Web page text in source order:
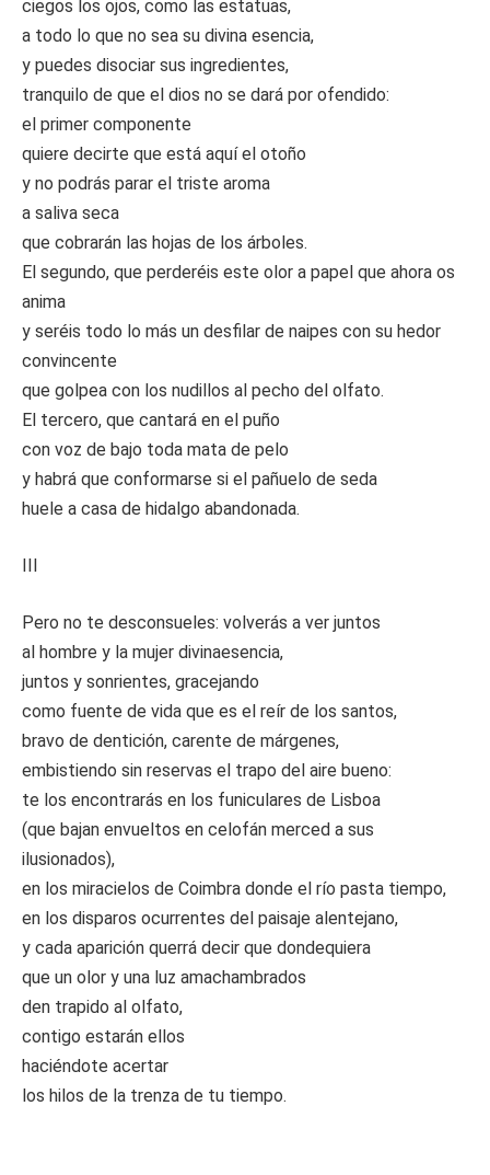
ciegos los ojos, como las estatuas,
a todo lo que no sea su divina esencia,
y puedes disociar sus ingredientes,
tranquilo de que el dios no se dará por ofendido:
el primer componente
quiere decirte que está aquí el otoño
y no podrás parar el triste aroma
a saliva seca
que cobrarán las hojas de los árboles.
El segundo, que perderéis este olor a papel que ahora os
anima
y seréis todo lo más un desfilar de naipes con su hedor
convincente
que golpea con los nudillos al pecho del olfato.
El tercero, que cantará en el puño
con voz de bajo toda mata de pelo
y habrá que conformarse si el pañuelo de seda
huele a casa de hidalgo abandonada.
III
Pero no te desconsueles: volverás a ver juntos
al hombre y la mujer divinaesencia,
juntos y sonrientes, gracejando
como fuente de vida que es el reír de los santos,
bravo de dentición, carente de márgenes,
embistiendo sin reservas el trapo del aire bueno:
te los encontrarás en los funiculares de Lisboa
(que bajan envueltos en celofán merced a sus
ilusionados),
en los miracielos de Coimbra donde el río pasta tiempo,
en los disparos ocurrentes del paisaje alentejano,
y cada aparición querrá decir que dondequiera
que un olor y una luz amachambrados
den trapido al olfato,
contigo estarán ellos
haciéndote acertar
los hilos de la trenza de tu tiempo.